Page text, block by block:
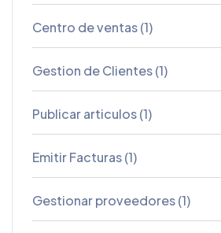
Centro de ventas (1)
Gestion de Clientes (1)
Publicar articulos (1)
Emitir Facturas (1)
Gestionar proveedores (1)